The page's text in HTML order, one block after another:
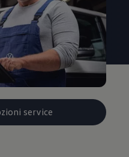
service